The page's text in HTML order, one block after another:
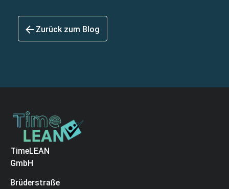
Zurück zum Blog
TimeLEAN
GmbH
Brüderstraße